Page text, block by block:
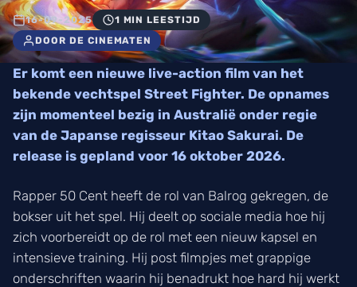
16-09-2025
1 MIN LEESTIJD
DOOR DE CINEMATEN
Er komt een nieuwe live-action film van het
bekende vechtspel Street Fighter. De opnames
zijn momenteel bezig in Australië onder regie
van de Japanse regisseur Kitao Sakurai. De
release is gepland voor 16 oktober 2026.
Rapper 50 Cent heeft de rol van Balrog gekregen, de
bokser uit het spel. Hij deelt op sociale media hoe hij
zich voorbereidt op de rol met een nieuw kapsel en
intensieve training. Hij post filmpjes met grappige
onderschriften waarin hij benadrukt hoe hard hij werkt